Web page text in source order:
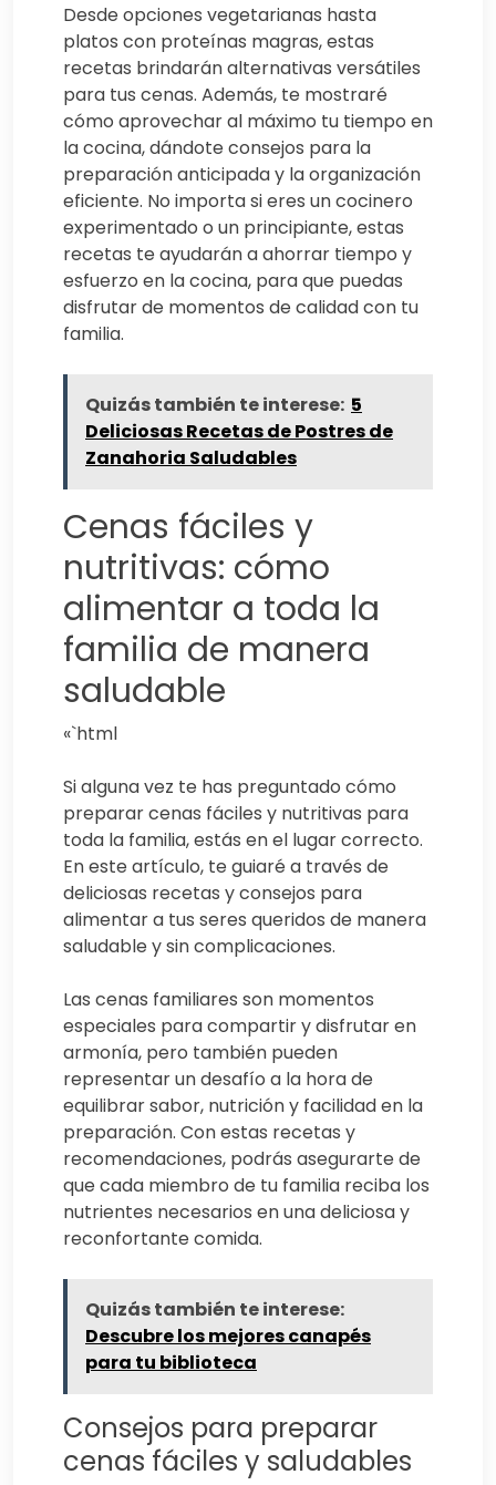
Desde opciones vegetarianas hasta
platos con proteínas magras, estas
recetas brindarán alternativas versátiles
para tus cenas. Además, te mostraré
cómo aprovechar al máximo tu tiempo en
la cocina, dándote consejos para la
preparación anticipada y la organización
eficiente. No importa si eres un cocinero
experimentado o un principiante, estas
recetas te ayudarán a ahorrar tiempo y
esfuerzo en la cocina, para que puedas
disfrutar de momentos de calidad con tu
familia.
Quizás también te interese: 5
Deliciosas Recetas de Postres de
Zanahoria Saludables
Cenas fáciles y
nutritivas: cómo
alimentar a toda la
familia de manera
saludable
«`html
Si alguna vez te has preguntado cómo
preparar cenas fáciles y nutritivas para
toda la familia, estás en el lugar correcto.
En este artículo, te guiaré a través de
deliciosas recetas y consejos para
alimentar a tus seres queridos de manera
saludable y sin complicaciones.
Las cenas familiares son momentos
especiales para compartir y disfrutar en
armonía, pero también pueden
representar un desafío a la hora de
equilibrar sabor, nutrición y facilidad en la
preparación. Con estas recetas y
recomendaciones, podrás asegurarte de
que cada miembro de tu familia reciba los
nutrientes necesarios en una deliciosa y
reconfortante comida.
Quizás también te interese:
Descubre los mejores canapés
para tu biblioteca
Consejos para preparar
cenas fáciles y saludables